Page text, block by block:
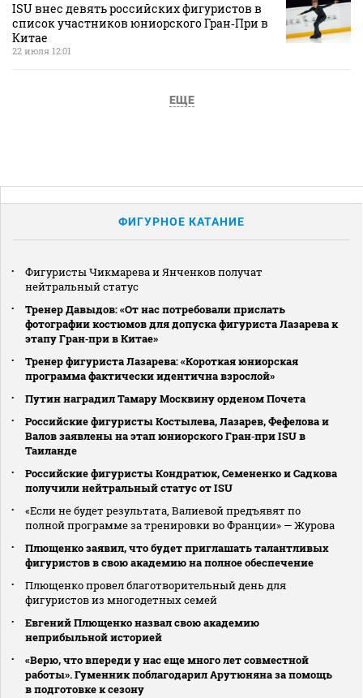
ISU внес девять российских фигуристов в
список участников юниорского Гран‑При в
Китае
22 июля 12:01
ЕЩЕ
ФИГУРНОЕ КАТАНИЕ
Фигуристы Чикмарева и Янченков получат
нейтральный статус
Тренер Давыдов: «От нас потребовали прислать
фотографии костюмов для допуска фигуриста Лазарева к
этапу Гран‑при в Китае»
Тренер фигуриста Лазарева: «Короткая юниорская
программа фактически идентична взрослой»
Путин наградил Тамару Москвину орденом Почета
Российские фигуристы Костылева, Лазарев, Фефелова и
Валов заявлены на этап юниорского Гран‑при ISU в
Таиланде
Российские фигуристы Кондратюк, Семененко и Садкова
получили нейтральный статус от ISU
«Если не будет результата, Валиевой предъявят по
полной программе за тренировки во Франции» — Журова
Плющенко заявил, что будет приглашать талантливых
фигуристов в свою академию на полное обеспечение
Плющенко провел благотворительный день для
фигуристов из многодетных семей
Евгений Плющенко назвал свою академию
неприбыльной историей
«Верю, что впереди у нас еще много лет совместной
работы». Гуменник поблагодарил Арутюняна за помощь
в подготовке к сезону